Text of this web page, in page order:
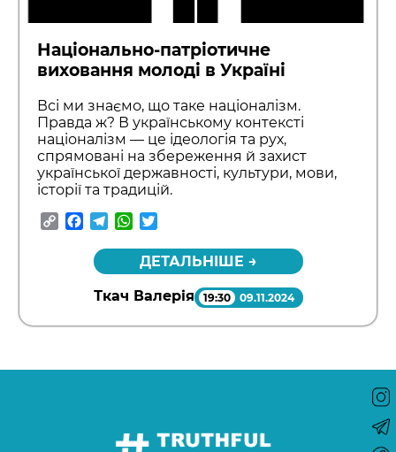
Національно-патріотичне
виховання молоді в Україні
Всі ми знаємо, що таке націоналізм.
Правда ж? В українському контексті
націоналізм — це ідеологія та рух,
спрямовані на збереження й захист
української державності, культури, мови,
історії та традицій.
CopyFacebook
TelegramWhatsApp
ДЕТАЛЬНІШЕ →
Ткач Валерія 19:30 09.11.2024